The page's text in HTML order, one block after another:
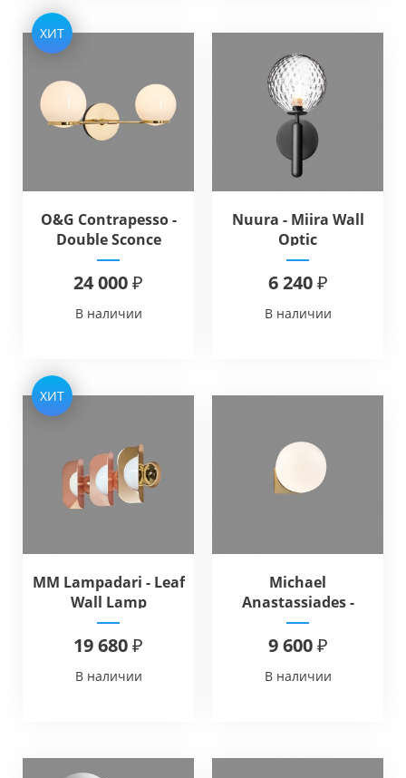
ХИТ
O&G Contrapesso -
Double Sconce
24 000 ₽
В наличии
Nuura - Miira Wall
Optic
6 240 ₽
В наличии
ХИТ
MM Lampadari - Leaf
Wall Lamp
19 680 ₽
В наличии
Michael
Anastassiades -
Single Sconce
9 600 ₽
В наличии